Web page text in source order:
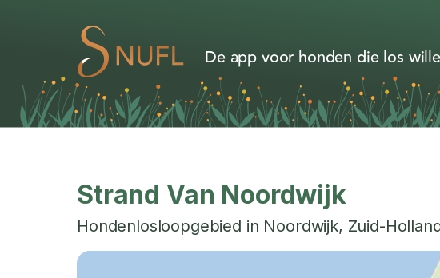
De app voor honden die los
Strand Van Noordwijk
Hondenlosloopgebied in Noordwijk, Zuid-